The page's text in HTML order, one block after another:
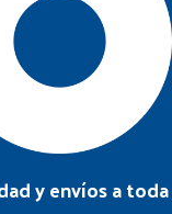
y envíos a toda